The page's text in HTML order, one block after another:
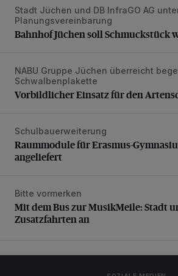
Bahnhof Jüchen soll Schmuckstück
Stadt Jüchen und DB InfraGO AG
Planungsvereinbarung
Bahnhof Jüchen soll Schmuckstück
Vorbildlicher Einsatz für den
NABU Gruppe Jüchen überreicht
Schwalbenplakette
Vorbildlicher Einsatz für den
Raummodule für Erasmus-
Schulbauerweiterung
Raummodule für Erasmus-
angeliefert
Mit dem Bus zur MusikMeile: Stadt
Bitte vormerken
Mit dem Bus zur MusikMeile: Stadt
Zusatzfahrten an